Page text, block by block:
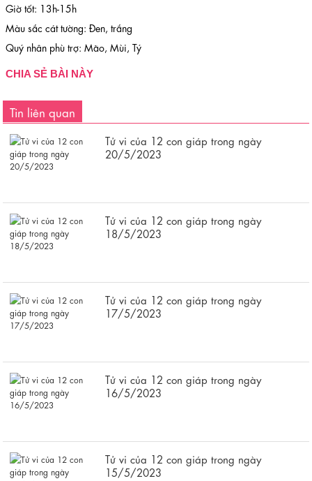
Giờ tốt: 13h-15h
Màu sắc cát tường: Đen, trắng
Quý nhân phù trợ: Mão, Mùi, Tý
CHIA SẺ BÀI NÀY
Tin liên quan
Tử vi của 12 con giáp trong ngày
20/5/2023
Tử vi của 12 con giáp trong ngày
18/5/2023
Tử vi của 12 con giáp trong ngày
17/5/2023
Tử vi của 12 con giáp trong ngày
16/5/2023
Tử vi của 12 con giáp trong ngày
15/5/2023